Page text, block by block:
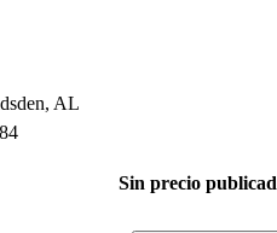
AL
Sin precio